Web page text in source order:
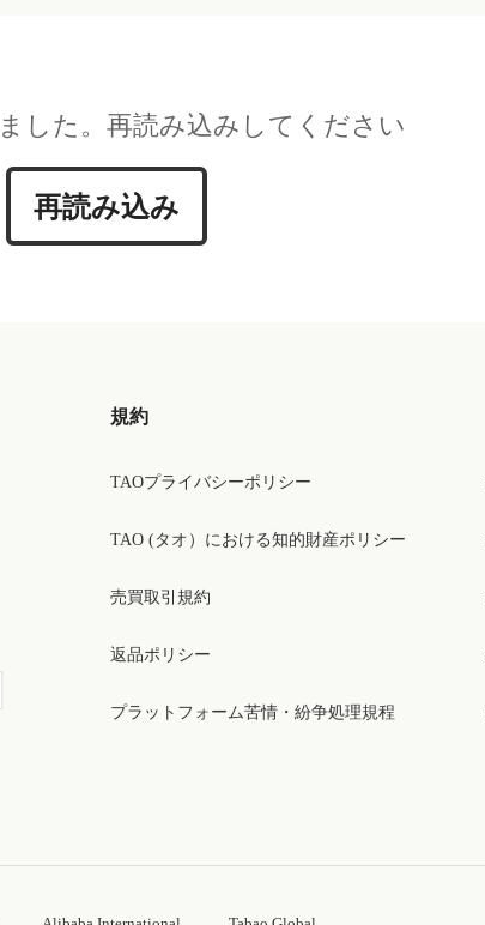
した。再読み込みしてください
再読み込み
規約
TAOプライバシーポリシー
TAO (タオ）における知的財産ポリシー
売買取引規約
返品ポリシー
プラットフォーム苦情・紛争処理規程